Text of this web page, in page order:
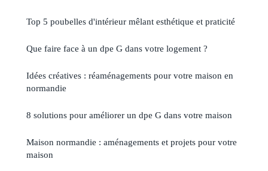
Top 5 poubelles d'intérieur mêlant esthétique et praticité
Que faire face à un dpe G dans votre logement ?
Idées créatives : réaménagements pour votre maison en
normandie
8 solutions pour améliorer un dpe G dans votre maison
Maison normandie : aménagements et projets pour votre
maison